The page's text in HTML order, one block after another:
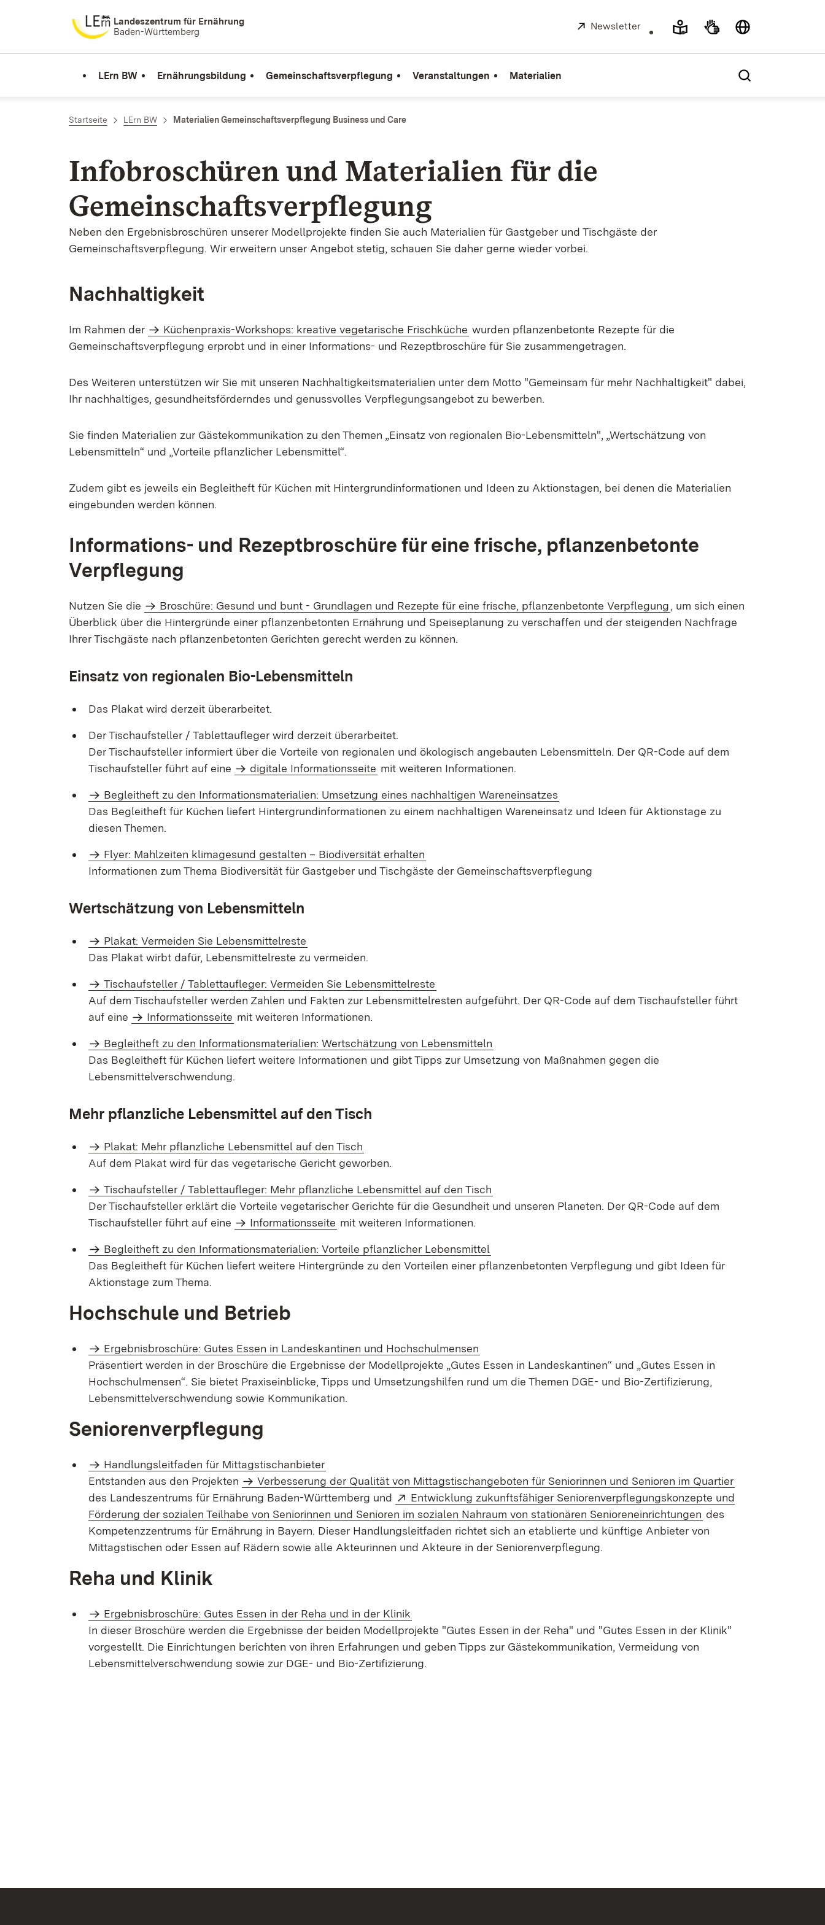
Zum Inhalt springenLandeszentrum für Ernährung
Baden-Württemberg
Extern:
Newsletter (Öffnet in neuem Fenster)
LErn BW Ernährungsbildung Gemeinschaftsverpflegung Veranstaltungen Materialien
Startseite LErn BW Materialien Gemeinschaftsverpflegung Business und Care
Infobroschüren und Materialien für die
Gemeinschaftsverpflegung
Neben den Ergebnisbroschüren unserer Modellprojekte finden Sie auch Materialien für Gastgeber und Tischgäste der
Gemeinschaftsverpflegung. Wir erweitern unser Angebot stetig, schauen Sie daher gerne wieder vorbei.
Nachhaltigkeit
Im Rahmen der Küchenpraxis-Workshops: kreative vegetarische Frischküche wurden pflanzenbetonte Rezepte für die
Gemeinschaftsverpflegung erprobt und in einer Informations- und Rezeptbroschüre für Sie zusammengetragen.
Des Weiteren unterstützen wir Sie mit unseren Nachhaltigkeitsmaterialien unter dem Motto "Gemeinsam für mehr Nachhaltigkeit" dabei,
Ihr nachhaltiges, gesundheitsförderndes und genussvolles Verpflegungsangebot zu bewerben.
Sie finden Materialien zur Gästekommunikation zu den Themen „Einsatz von regionalen Bio-Lebensmitteln", „Wertschätzung von
Lebensmitteln“ und „Vorteile pflanzlicher Lebensmittel“.
Zudem gibt es jeweils ein Begleitheft für Küchen mit Hintergrundinformationen und Ideen zu Aktionstagen, bei denen die Materialien
eingebunden werden können.
Informations- und Rezeptbroschüre für eine frische, pflanzenbetonte
Verpflegung
Nutzen Sie die Broschüre: Gesund und bunt - Grundlagen und Rezepte für eine frische, pflanzenbetonte Verpflegung, um sich einen
Überblick über die Hintergründe einer pflanzenbetonten Ernährung und Speiseplanung zu verschaffen und der steigenden Nachfrage
Ihrer Tischgäste nach pflanzenbetonten Gerichten gerecht werden zu können.
Einsatz von regionalen Bio-Lebensmitteln
Das Plakat wird derzeit überarbeitet.
Der Tischaufsteller / Tablettaufleger wird derzeit überarbeitet.
Der Tischaufsteller informiert über die Vorteile von regionalen und ökologisch angebauten Lebensmitteln. Der QR-Code auf dem
Tischaufsteller führt auf eine
digitale Informationsseite mit weiteren Informationen.
Begleit­heft zu den Informations­materialien: Umsetzung eines nachhaltigen Wareneinsatzes
Das Begleitheft für Küchen liefert Hintergrundinformationen zu einem nachhaltigen Wareneinsatz und Ideen für Aktionstage zu
diesen Themen.
Flyer: Mahlzeiten klimagesund gestalten – Biodiversität erhalten
Informationen zum Thema Biodiversität für Gastgeber und Tischgäste der Gemeinschaftsverpflegung
Wertschätzung von Lebensmitteln
Plakat: Vermeiden Sie Lebensmittelreste
Das Plakat wirbt dafür, Lebensmittelreste zu vermeiden.
Tischaufsteller / Tablettaufleger: Vermeiden Sie Lebensmittelreste
Auf dem Tischaufsteller werden Zahlen und Fakten zur Lebensmittelresten aufgeführt. Der QR-Code auf dem Tischaufsteller führt
auf eine
Informationsseite mit weiteren Informationen.
Begleitheft zu den Informations­materialien: Wert­schätzung von Leben­smitteln
Das Begleitheft für Küchen liefert weitere Informationen und gibt Tipps zur Umsetzung von Maßnahmen gegen die
Lebensmittelverschwendung.
Mehr pflanzliche Lebensmittel auf den Tisch
Plakat: Mehr pflanzliche Lebensmittel auf den Tisch
Auf dem Plakat wird für das vegetarische Gericht geworben.
Tischaufsteller / Tablettaufleger: Mehr pflanzliche Lebensmittel auf den Tisch
Der Tischaufsteller erklärt die Vorteile vegetarischer Gerichte für die Gesundheit und unseren Planeten. Der QR-Code auf dem
Tischaufsteller führt auf eine
Informationsseite mit weiteren Informationen.
Begleit­heft zu den Informations­materialien: Vor­teile pflanz­licher Lebens­mittel
Das Begleitheft für Küchen liefert weitere Hintergründe zu den Vorteilen einer pflanzenbetonten Verpflegung und gibt Ideen für
Aktionstage zum Thema.
Hochschule und Betrieb
Ergebnisbroschüre: Gutes Essen in Landeskantinen und Hochschulmensen
Präsentiert werden in der Broschüre die Ergebnisse der Modellprojekte „Gutes Essen in Landeskantinen“ und „Gutes Essen in
Hochschulmensen“. Sie bietet Praxiseinblicke, Tipps und Umsetzungshilfen rund um die Themen DGE- und Bio-Zertifizierung,
Lebensmittelverschwendung sowie Kommunikation.
Seniorenverpflegung
Handlungsleitfaden für Mittagstischanbieter
Entstanden aus den Projekten
Verbesserung der Qualität von Mittagstischangeboten für Seniorinnen und Senioren im Quartier
des Landeszentrums für Ernährung Baden-Württemberg und
Extern:
Entwicklung zukunftsfähiger Seniorenverpflegungskonzepte und
Förderung der sozialen Teilhabe von Seniorinnen und Senioren im sozialen Nahraum von stationären Senioreneinrichtungen (Öffnet in neuem
des
Kompetenzzentrums für Ernährung in Bayern. Dieser Handlungsleitfaden richtet sich an etablierte und künftige Anbieter von
Mittagstischen oder Essen auf Rädern sowie alle Akteurinnen und Akteure in der Seniorenverpflegung.
Reha und Klinik
Ergebnisbroschüre: Gutes Essen in der Reha und in der Klinik
In dieser Broschüre werden die Ergebnisse der beiden Modellprojekte "Gutes Essen in der Reha" und "Gutes Essen in der Klinik"
vorgestellt. Die Einrichtungen berichten von ihren Erfahrungen und geben Tipps zur Gästekommunikation, Vermeidung von
Lebensmittelverschwendung sowie zur DGE- und Bio-Zertifizierung.